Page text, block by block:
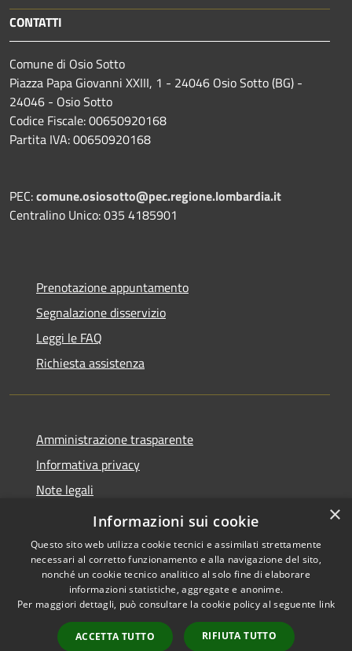
CONTATTI
Comune di Osio Sotto
Piazza Papa Giovanni XXIII, 1 - 24046 Osio Sotto (BG) -
24046 - Osio Sotto
Codice Fiscale: 00650920168
Partita IVA: 00650920168
PEC:comune.osiosotto@pec.regione.lombardia.it
Centralino Unico: 035 4185901
Prenotazione appuntamento
Segnalazione disservizio
Leggi le FAQ
Richiesta assistenza
Amministrazione trasparente
Informativa privacy
Note legali
Dichiarazione di accessibilità 2025
Accessibilità
Copyright © 2026 • Comune di
Osio Sotto • Powered by
Municipium•
Accesso
×
Informazioni sui cookie
Questo sito web utilizza cookie tecnici e assimilati strettamente
necessari al corretto funzionamento e alla navigazione del sito,
nonché un cookie tecnico analitico al solo fine di elaborare
informazioni statistiche, aggregate e anonime.
Per maggiori dettagli, può consultare la cookie policy al seguente link
ACCETTA TUTTO RIFIUTA TUTTO